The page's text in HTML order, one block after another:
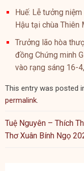
Huế: Lễ tưởng
Hậu tại chùa Thiên
Trưởng lão hòa
đồng Chứng minh
vào rạng sáng 16-
This entry was posted
permalink.
Tuệ Nguyên – Thích
Thơ Xuân Bính Ngọ